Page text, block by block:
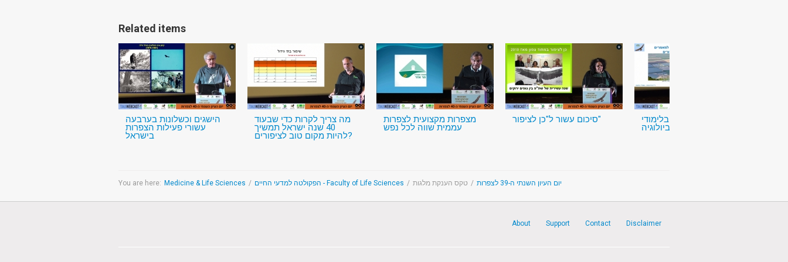
Related items
הישגים וכשלונות בערבעה
עשורי פעילות הצפרות
בישראל
מה צריך לקרות כדי שבעוד
40 שנה ישראל תמשיך
להיות מקום טוב לציפורים?
מצפרות מקצועית לצפרות
עממית שווה לכל נפש
סיכום עשור ל"כן לציפור" שיטות מחקר בלימודי
הביולוגיה
You are here: Medicine & Life Sciences / הפקולטה למדעי החיים - Faculty of Life Sciences / יום העיון השנתי ה-39 לצפרות / טקס הענקת מלגות
About Support Contact Disclaimer